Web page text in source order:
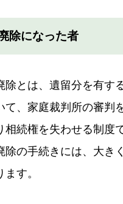
除になった者
除とは、遺留分を有す
て、家庭裁判所の審判
相続権を失わせる制度
除の手続きには、大き
す。